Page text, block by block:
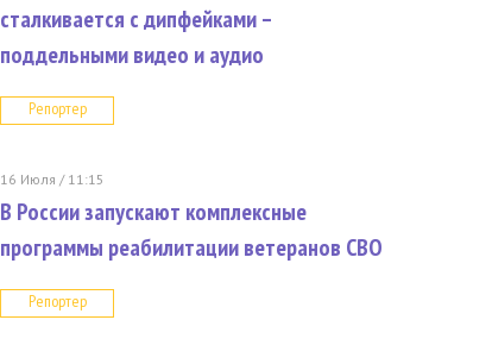
сталкивается с дипфейками –
поддельными видео и аудио
Репортер
16 Июля / 11:15
В России запускают комплексные
программы реабилитации ветеранов СВО
Репортер